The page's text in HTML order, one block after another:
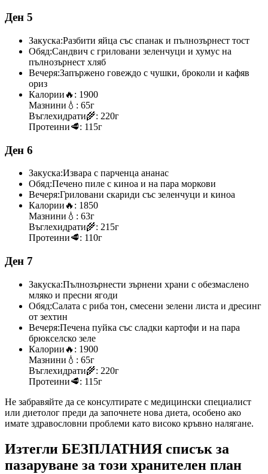
Ден 5
Закуска:Разбити яйца със спанак и пълнозърнест тост
Обяд:Сандвич с гриловани зеленчуци и хумус на
пълнозърнест хляб
Вечеря:Запържено говеждо с чушки, броколи и кафяв
ориз
Калории 🔥: 1900
Мазнини 💧: 65г
Въглехидрати🌾: 220г
Протеини🥩: 115г
Ден 6
Закуска:Извара с парченца ананас
Обяд:Печено пиле с киноа и на пара моркови
Вечеря:Гриловани скариди със зеленчуци и киноа
Калории 🔥: 1850
Мазнини 💧: 63г
Въглехидрати🌾: 215г
Протеини🥩: 110г
Ден 7
Закуска:Пълнозърнести зърнени храни с обезмаслено
мляко и пресни ягоди
Обяд:Салата с риба тон, смесени зелени листа и дресинг
от зехтин
Вечеря:Печена пуйка със сладки картофи и на пара
брюкселско зеле
Калории 🔥: 1900
Мазнини 💧: 65г
Въглехидрати🌾: 220г
Протеини🥩: 115г
Не забравяйте да се консултирате с медицински специалист
или диетолог преди да започнете нова диета, особено ако
имате здравословни проблеми като високо кръвно налягане.
Изтегли БЕЗПЛАТНИЯ списък за
пазаруване за този хранителен план